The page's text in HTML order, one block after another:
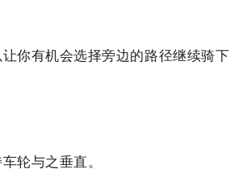
你有机会选择旁边的路径继续骑下
轮与之垂直。